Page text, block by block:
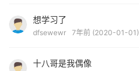
想学习了
dfsewewr 7年前 (2020-01-01)
十八哥是我偶像